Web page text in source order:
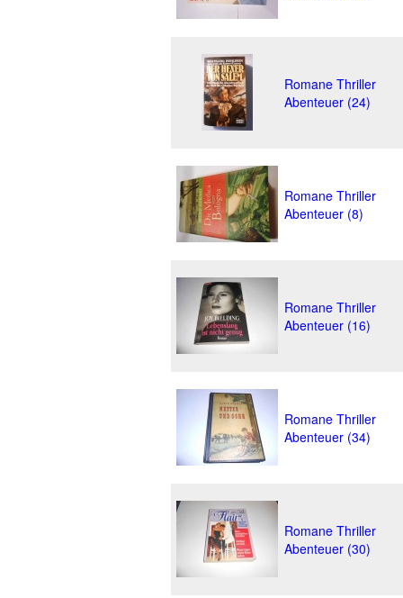
Romane Thriller
Abenteuer (24)
Romane Thriller
Abenteuer (8)
Romane Thriller
Abenteuer (16)
Romane Thriller
Abenteuer (34)
Romane Thriller
Abenteuer (30)